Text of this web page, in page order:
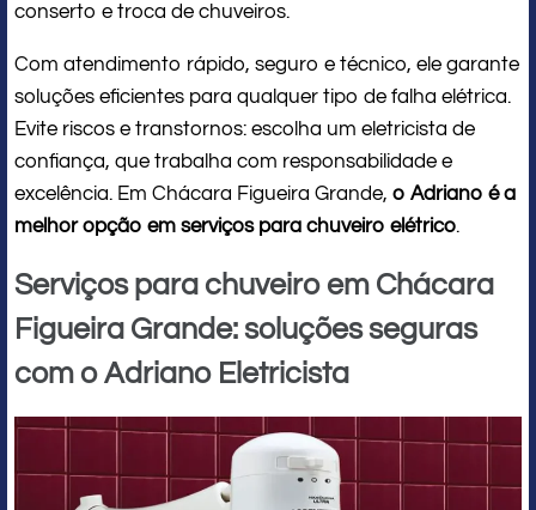
conserto e troca de chuveiros.
Com atendimento rápido, seguro e técnico, ele garante
soluções eficientes para qualquer tipo de falha elétrica.
Evite riscos e transtornos: escolha um eletricista de
confiança, que trabalha com responsabilidade e
excelência. Em Chácara Figueira Grande, o Adriano é a
melhor opção em serviços para chuveiro elétrico.
Serviços para chuveiro em Chácara
Figueira Grande: soluções seguras
com o Adriano Eletricista